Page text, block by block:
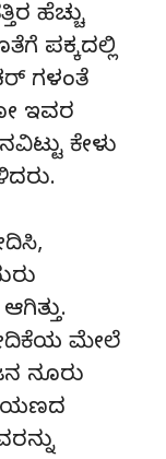
ಹೆಚ್ಚು
ಪಕ್ಕದಲ್ಲಿ
ಗಳಂತೆ
ಇವರ
ಕೇಳು
ಮೇಲೆ
ನೂರು